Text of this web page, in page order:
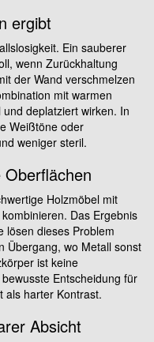
ergibt
Ein sauberer
wenn Zurückhaltung
der Wand verschmelzen
mit warmen
deplatziert wirken. In
Weißtöne oder
weniger steril.
Holzmöbel mit
Das Ergebnis
lösen dieses Problem
Übergang, wo Metall sonst
ist keine
Entscheidung für
als harter Kontrast.
Absicht